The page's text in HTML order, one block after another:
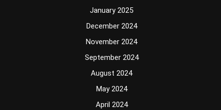
January 2025
December 2024
November 2024
September 2024
August 2024
May 2024
April 2024